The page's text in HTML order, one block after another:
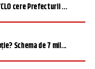
cere Prefecturii ...
Schema de 7 mil...